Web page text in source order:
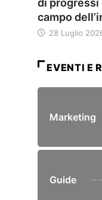
di progressi
campo
28 Luglio
EVENTI E
Marketing
Guide